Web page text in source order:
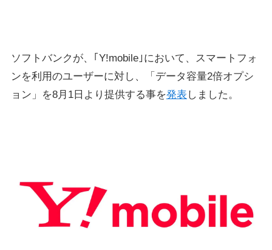
ソフトバンクが、｢Y!mobile｣において、スマートフォ
ンを利用のユーザーに対し、「データ容量2倍オプシ
ョン」を8月1日より提供する事を発表 しました。